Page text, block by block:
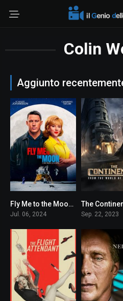
Colin
Aggiunto
6.8Fly Me to the Moon – Le due facce della Luna
Jul. 06, 2024 Sep. 22, 2023